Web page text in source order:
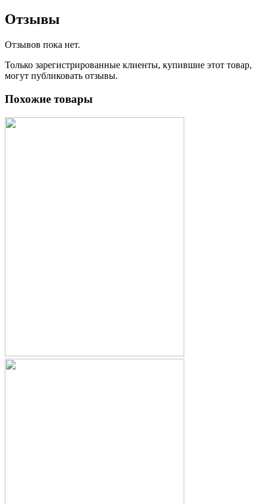
Отзывы
Отзывов пока нет.
Только зарегистрированные клиенты, купившие этот товар,
могут публиковать отзывы.
Похожие товары